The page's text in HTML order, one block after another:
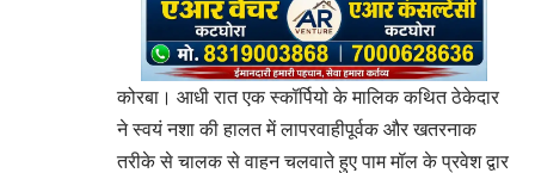
कोरबा। आधी रात एक स्कॉर्पियो के मालिक कथित ठेकेदार
ने स्वयं नशा की हालत में लापरवाहीपूर्वक और खतरनाक
तरीके से चालक से वाहन चलवाते हुए पाम मॉल के प्रवेश द्वार